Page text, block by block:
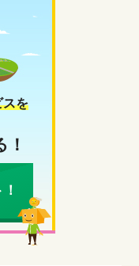
スを
！